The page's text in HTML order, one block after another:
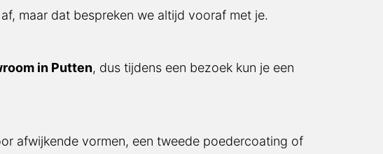
dat bespreken we altijd vooraf met je.
in Putten, dus tijdens een bezoek kun je een kijkje
vormen, een tweede poedercoating of een